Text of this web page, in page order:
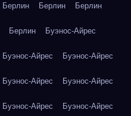
Берлин Берлин Берлин
Берлин Буэнос-Айрес
Буэнос-Айрес Буэнос-Айрес
Буэнос-Айрес Буэнос-Айрес
Буэнос-Айрес Буэнос-Айрес